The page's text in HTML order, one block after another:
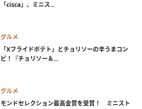
「cisca」、ミニス...
グルメ
「Xフライドポテト」とチョリソーの辛うまコン
ビ！『チョリソー＆...
グルメ
モンドセレクション最高金賞を受賞！ ミニスト